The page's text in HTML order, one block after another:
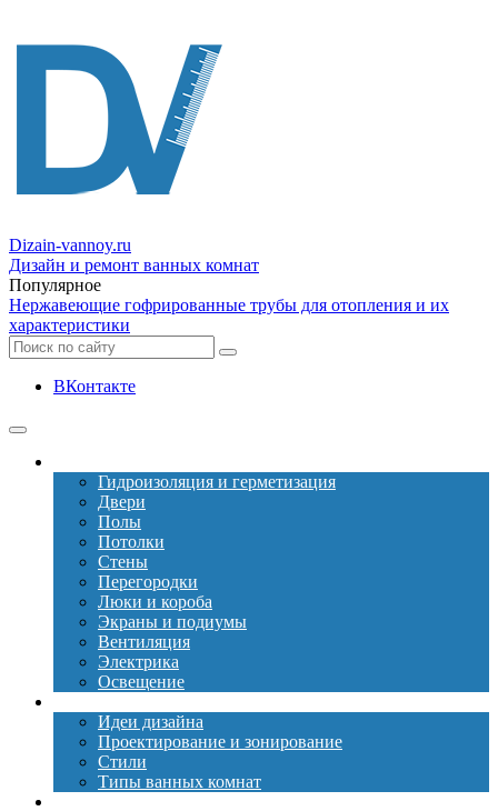
Dizain-vannoy.ru
Дизайн и ремонт ванных комнат
Популярное
Нержавеющие гофрированные трубы для отопления и их
характеристики
ВКонтакте
Гидроизоляция и герметизация
Двери
Полы
Потолки
Стены
Перегородки
Люки и короба
Экраны и подиумы
Вентиляция
Электрика
Освещение
Идеи дизайна
Проектирование и зонирование
Стили
Типы ванных комнат